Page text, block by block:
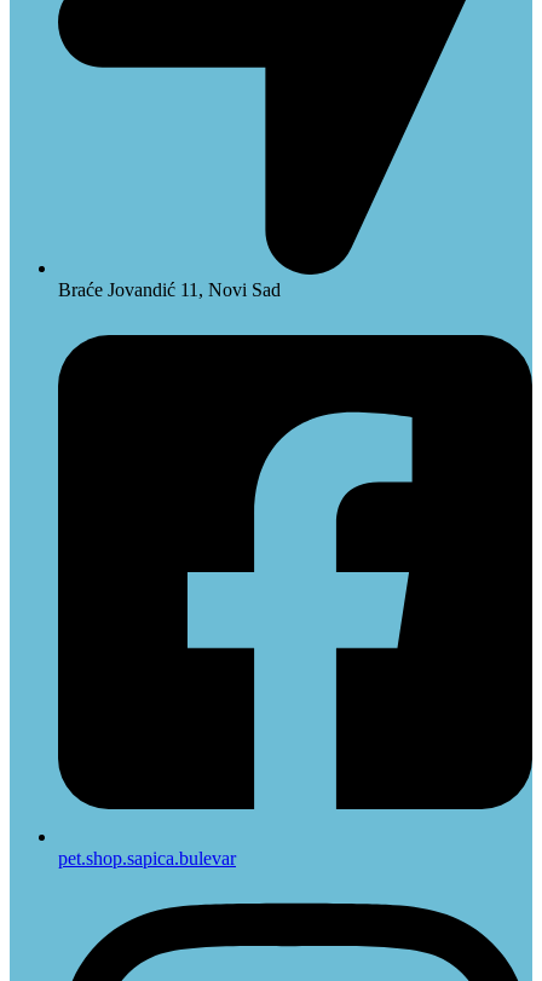
Braće Jovandić 11, Novi Sad
pet.shop.sapica.bulevar